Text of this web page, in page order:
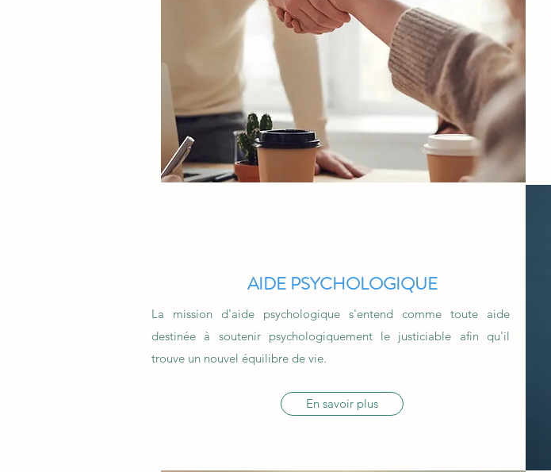
AIDE PSYCHOLOGIQUE
La mission d'aide psychologique s'entend comme toute aide
destinée à soutenir psychologiquement le justiciable afin qu'il
trouve un nouvel équilibre de vie.
En savoir plus